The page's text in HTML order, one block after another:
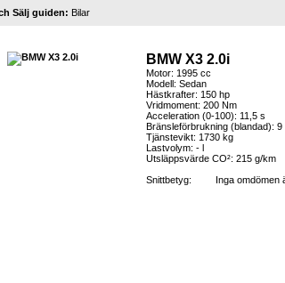
Sälj guiden: Bilar
BMW X3 2.0i
Motor: 1995 cc
Modell: Sedan
Hästkrafter: 150 hp
Vridmoment: 200 Nm
Acceleration (0-100): 11,5 s
Bränsleförbrukning (blandad): 9
Tjänstevikt: 1730 kg
Lastvolym: - l
Utsläppsvärde CO²: 215 g/km
Snittbetyg:
Inga omdömen